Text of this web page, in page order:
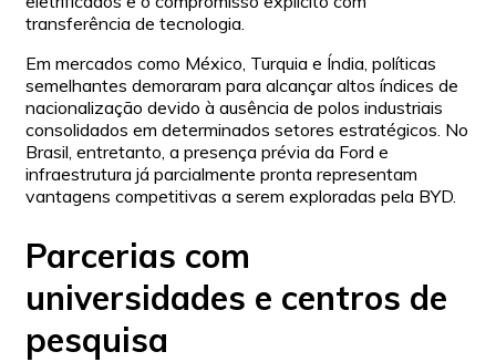
transferência de tecnologia.
Em mercados como México, Turquia e Índia, políticas
semelhantes demoraram para alcançar altos índices de
nacionalização devido à ausência de polos industriais
consolidados em determinados setores estratégicos. No
Brasil, entretanto, a presença prévia da Ford e
infraestrutura já parcialmente pronta representam
vantagens competitivas a serem exploradas pela BYD.
Parcerias com
universidades e centros de
pesquisa